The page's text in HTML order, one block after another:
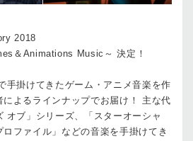
2018
＆Animations Music～ 決定！
⼿掛けてきたゲーム・アニメ⾳楽を作
よるラインナップでお届け！ 主な代
オブ」シリーズ、「スターオーシャ
ファイル」などの⾳楽を⼿掛けてき